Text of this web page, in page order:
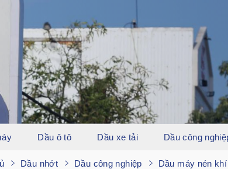
Dầu ô tô Dầu xe tải Dầu công
Dầu nhớt Dầu công nghiệp Dầu máy nén khí